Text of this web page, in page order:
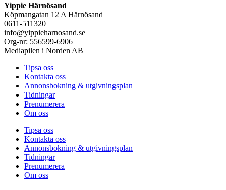
Yippie Härnösand
Köpmangatan 12 A Härnösand
0611-511320
info@yippieharnosand.se
Org-nr: 556599-6906
Mediapilen i Norden AB
Tipsa oss
Kontakta oss
Annonsbokning & utgivningsplan
Tidningar
Prenumerera
Om oss
Tipsa oss
Kontakta oss
Annonsbokning & utgivningsplan
Tidningar
Prenumerera
Om oss